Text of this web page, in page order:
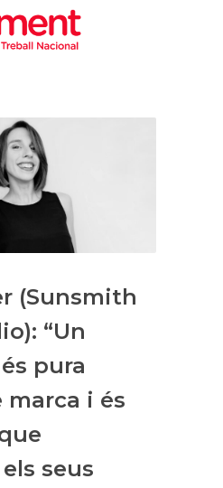
(Sunsmith
“Un
pura
i és
seus